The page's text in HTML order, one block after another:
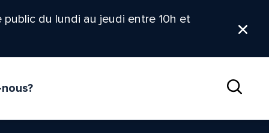
du lundi au jeudi entre 10h et